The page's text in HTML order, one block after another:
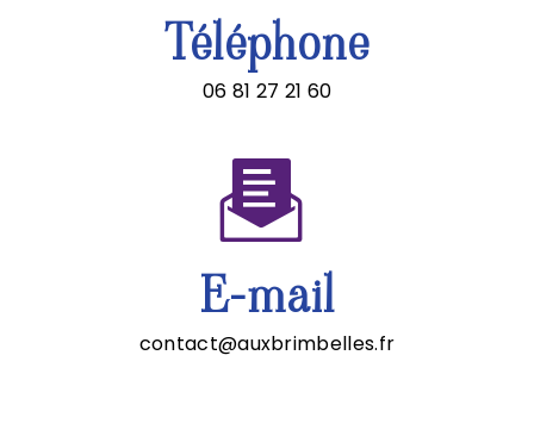
Téléphone
06 81 27 21 60
E-mail
contact@auxbrimbelles.fr